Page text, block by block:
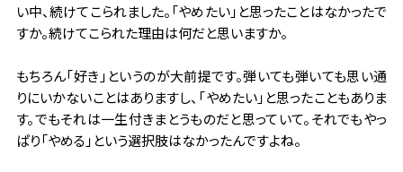
い中、続けてこられました。「やめたい」と思ったことはなかったで
すか。続けてこられた理由は何だと思いますか。
もちろん「好き」というのが大前提です。弾いても弾いても思い通
りにいかないことはありますし、「やめたい」と思ったこともありま
す。でもそれは一生付きまとうものだと思っていて。それでもやっ
ぱり「やめる」という選択肢はなかったんですよね。